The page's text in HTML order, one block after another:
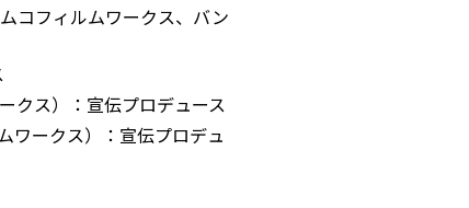
コフィルムワークス、バン
クス）：宣伝プロデュース
ワークス）：宣伝プロデュ